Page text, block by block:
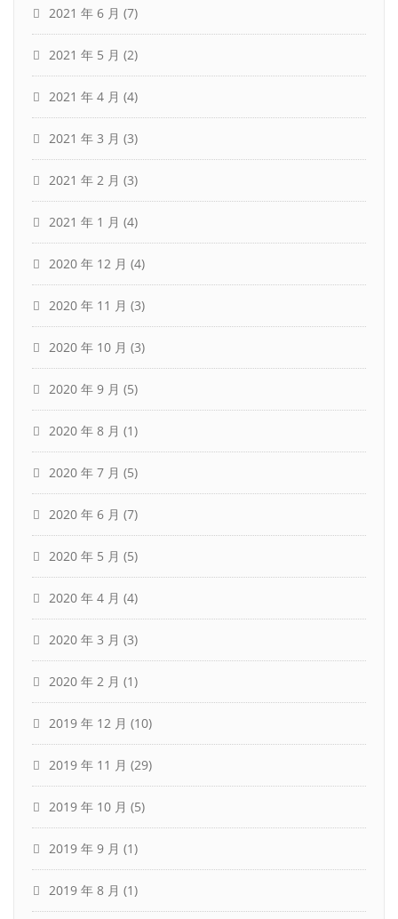
2021 年 6 月 (7)
2021 年 5 月 (2)
2021 年 4 月 (4)
2021 年 3 月 (3)
2021 年 2 月 (3)
2021 年 1 月 (4)
2020 年 12 月 (4)
2020 年 11 月 (3)
2020 年 10 月 (3)
2020 年 9 月 (5)
2020 年 8 月 (1)
2020 年 7 月 (5)
2020 年 6 月 (7)
2020 年 5 月 (5)
2020 年 4 月 (4)
2020 年 3 月 (3)
2020 年 2 月 (1)
2019 年 12 月 (10)
2019 年 11 月 (29)
2019 年 10 月 (5)
2019 年 9 月 (1)
2019 年 8 月 (1)